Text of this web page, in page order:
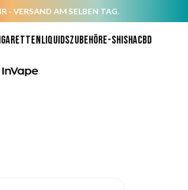
- VERSAND AM SELBEN TAG.
LiquidsZubehörE-ShishaCBD